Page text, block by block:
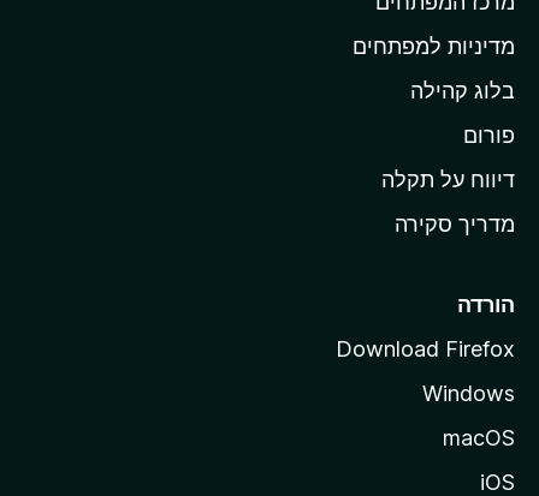
י
ת
ל
M
i
l
מדיניות למפתחים
בלוג קהילה
פורום
דיווח על תקלה
מדריך סקירה
הורדה
Download Firefox
Windows
macOS
iOS